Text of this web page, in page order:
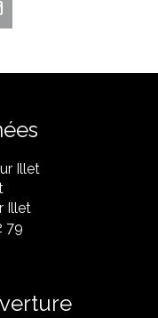
Illet
Illet
79